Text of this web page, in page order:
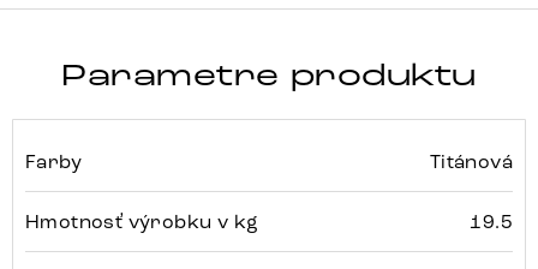
Parametre produktu
Farby Titánová
Hmotnosť výrobku v kg 19.5